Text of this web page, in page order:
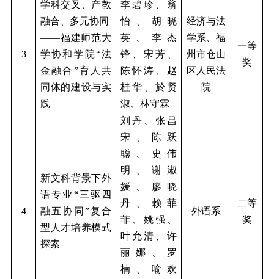
3
学科交叉、产教
融合、多元协同
——福建师范大
学协和学院“法
金融合”育人共
同体的建设与实
践
李碧珍、翁
怡、胡晓
英、李杰
锋、宋芳、
陈怀涛、赵
桂华、於贤
淑、林守霖
经济与法
学系、福
州市仓山
区人民法
院
一等
奖
4
新文科背景下外
语专业 “三驱四
融五协同”复合
型人才培养模式
探索
刘丹、张昌
宋、陈跃
聪、史伟
明、谢淑
媛、廖晓
丹、赖菲
菲、姚强、
叶允清、许
丽娜、罗
楠、喻欢
外语系
二等
奖